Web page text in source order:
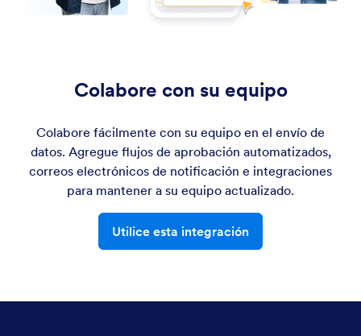
Colabore con su equipo
Colabore fácilmente con su equipo en el envío de
datos. Agregue flujos de aprobación automatizados,
correos electrónicos de notificación e integraciones
para mantener a su equipo actualizado.
Utilice esta integración